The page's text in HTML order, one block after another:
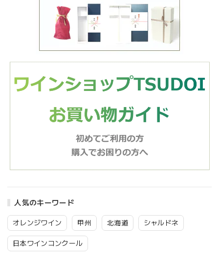
人気のキーワード
オレンジワイン 甲州 北海道 シャルドネ
日本ワインコンクール